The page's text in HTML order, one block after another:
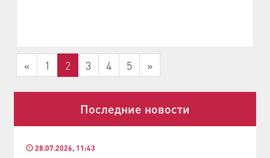
« 1 2 3 4 5 »
Последние новости
28.07.2026, 11:43